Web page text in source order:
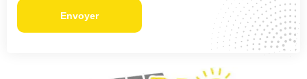
Envoyer